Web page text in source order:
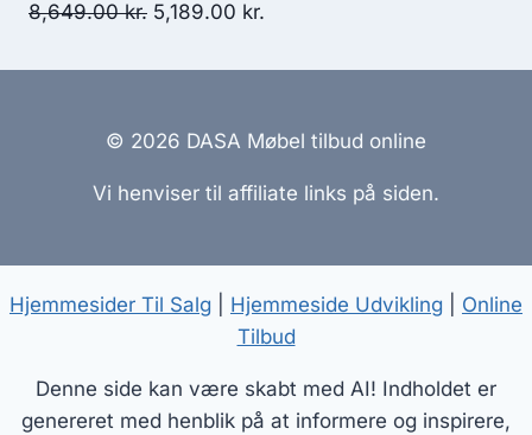
8,649.00kr. 5,189.00 kr.
© 2026 DASA Møbel tilbud online
Vi henviser til affiliate links på siden.
Hjemmesider Til Salg Hjemmeside Udvikling
Online
Tilbud
Denne side kan være skabt med AI! Indholdet er
genereret med henblik på at informere og inspirere,